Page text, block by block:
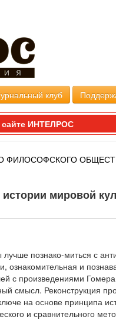
клуб
ИНТЕЛРОС
ФИЛОСОФСКОГО
мировой
познако-миться с
ознакомительная и
с произведениями
смысл. Реконструкция
на основе принципа
и сравнительного